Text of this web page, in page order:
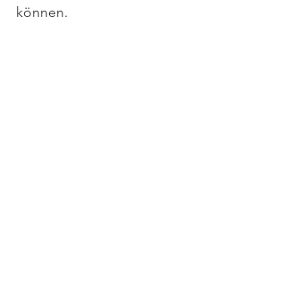
können.